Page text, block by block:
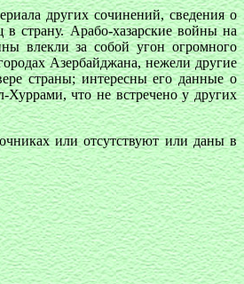
других сочинений, сведения о
страну. Арабо-хазарские войны на
влекли за собой угон огромного
Азербайджана, нежели другие
страны; интересны его данные о
Хуррами, что не встречено у других
или отсутствуют или даны в